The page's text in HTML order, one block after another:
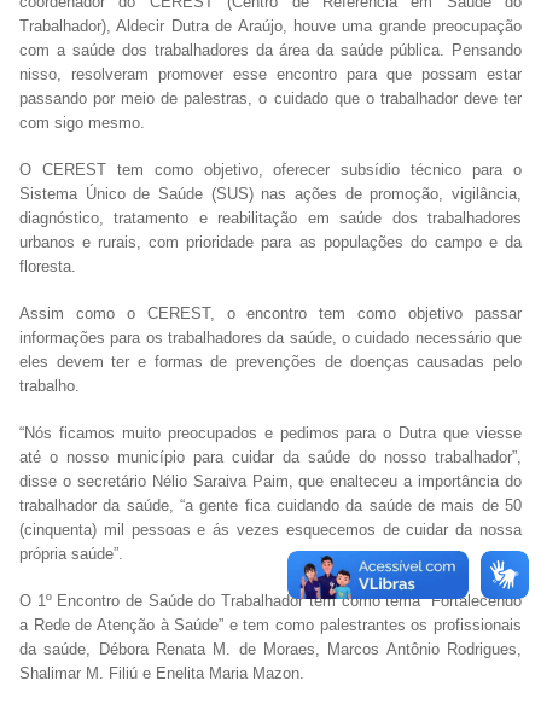
Trabalhador), Aldecir Dutra de Araújo, houve uma grande preocupação
com a saúde dos trabalhadores da área da saúde pública. Pensando
nisso, resolveram promover esse encontro para que possam estar
passando por meio de palestras, o cuidado que o trabalhador deve ter
com sigo mesmo.
O CEREST tem como objetivo, oferecer subsídio técnico para o
Sistema Único de Saúde (SUS) nas ações de promoção, vigilância,
diagnóstico, tratamento e reabilitação em saúde dos trabalhadores
urbanos e rurais, com prioridade para as populações do campo e da
floresta.
Assim como o CEREST, o encontro tem como objetivo passar
informações para os trabalhadores da saúde, o cuidado necessário que
eles devem ter e formas de prevenções de doenças causadas pelo
trabalho.
“Nós ficamos muito preocupados e pedimos para o Dutra que viesse
até o nosso município para cuidar da saúde do nosso trabalhador”,
disse o secretário Nélio Saraiva Paim, que enalteceu a importância do
trabalhador da saúde, “a gente fica cuidando da saúde de mais de 50
(cinquenta) mil pessoas e ás vezes esquecemos de cuidar da nossa
própria saúde”.
O 1º Encontro de Saúde do Trabalhador tem como tema “Fortalecendo
a Rede de Atenção à Saúde” e tem como palestrantes os profissionais
da saúde, Débora Renata M. de Moraes, Marcos Antônio Rodrigues,
Shalimar M. Filiú e Enelita Maria Mazon.